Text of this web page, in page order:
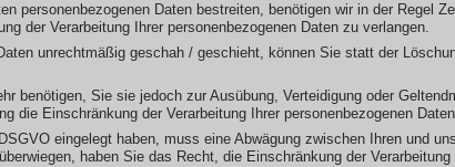
personenbezogenen Daten bestreiten, benötigen wir in der Regel
der Verarbeitung Ihrer personenbezogenen Daten zu verlangen.
unrechtmäßig geschah / geschieht, können Sie statt der
benötigen, Sie sie jedoch zur Ausübung, Verteidigung oder
die Einschränkung der Verarbeitung Ihrer personenbezogenen
eingelegt haben, muss eine Abwägung zwischen Ihren und
haben Sie das Recht, die Einschränkung der